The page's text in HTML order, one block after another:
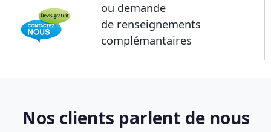
ou demande
de renseignements
complémantaires
Nos clients parlent de nous